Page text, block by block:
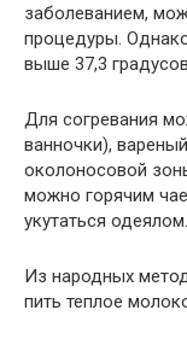
заболеванием,
процедуры.
выше 37,3 градусов.
Для согревания
ванночки),
околоносовой
можно горячим
укутаться одеялом.
Из народных
пить теплое